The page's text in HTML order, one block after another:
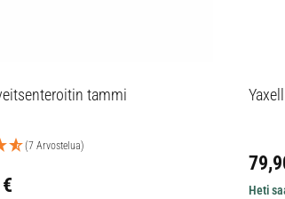
tammi
(7 Arvostelua)
€ Heti